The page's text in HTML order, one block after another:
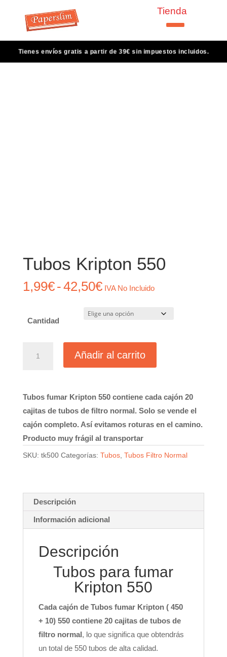
Tienda
Tienes envíos gratis a partir de 39€ sin impuestos incluidos.
Tubos Kripton 550
1,99€-42,50€Rango
precios:
1,99€
hasta
42,50€
IVA No Incluido
Cantidad
Añadir al carrito
Tubos fumar Kripton 550 contiene cada cajón 20
cajitas de tubos de filtro normal. Solo se vende el
cajón completo. Así evitamos roturas en el camino.
Producto muy frágil al transportar
SKU: tk500 Categorías: Tubos, Tubos Filtro Normal
Descripción
Información adicional
Descripción
Tubos para fumar
Kripton 550
Cada cajón de Tubos fumar Kripton ( 450
+ 10) 550 contiene 20 cajitas de tubos de
filtro normal, lo que significa que obtendrás
un total de 550 tubos de alta calidad.